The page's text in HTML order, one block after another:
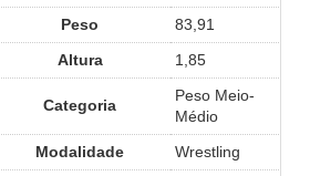
Peso
83,91
Altura 1,85
Categoria
Peso Meio-
Médio
Modalidade Wrestling